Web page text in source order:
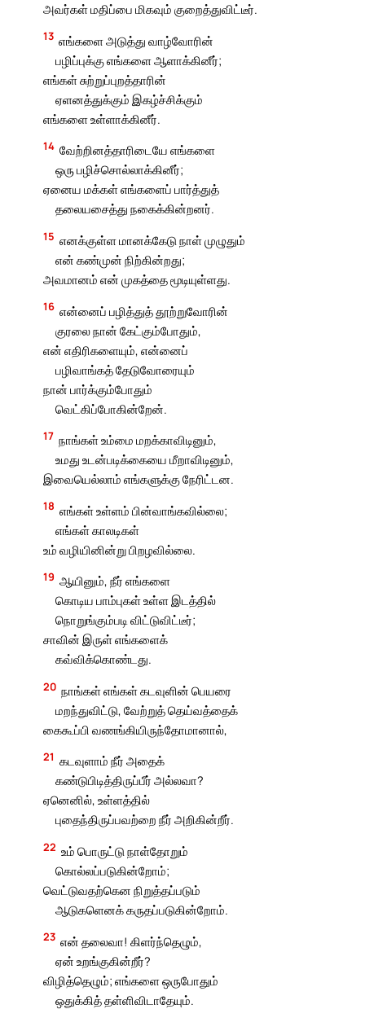
அவர்கள் மதிப்பை மிகவும் குறைத்துவிட்டீர்.
13 எங்களை அடுத்து வாழ்வோரின்
பழிப்புக்கு எங்களை ஆளாக்கினீர்;
எங்கள் சுற்றுப்புறத்தாரின்
ஏளனத்துக்கும் இகழ்ச்சிக்கும்
எங்களை உள்ளாக்கினீர்.
14 வேற்றினத்தாரிடையே எங்களை
ஒரு பழிச்சொல்லாக்கினீர்;
ஏனைய மக்கள் எங்களைப் பார்த்துத்
தலையசைத்து நகைக்கின்றனர்.
15 எனக்குள்ள மானக்கேடு நாள் முழுதும்
என் கண்முன் நிற்கின்றது;
அவமானம் என் முகத்தை மூடியுள்ளது.
16 என்னைப் பழித்துத் தூற்றுவோரின்
குரலை நான் கேட்கும்போதும்,
என் எதிரிகளையும், என்னைப்
பழிவாங்கத் தேடுவோரையும்
நான் பார்க்கும்போதும்
வெட்கிப்போகின்றேன்.
17 நாங்கள் உம்மை மறக்காவிடினும்,
உமது உடன்படிக்கையை மீறாவிடினும்,
இவையெல்லாம் எங்களுக்கு நேரிட்டன.
18 எங்கள் உள்ளம் பின்வாங்கவில்லை;
எங்கள் காலடிகள்
உம் வழியினின்று பிறழவில்லை.
19 ஆயினும், நீர் எங்களை
கொடிய பாம்புகள் உள்ள இடத்தில்
நொறுங்கும்படி விட்டுவிட்டீர்;
சாவின் இருள் எங்களைக்
கவ்விக்கொண்டது.
20 நாங்கள் எங்கள் கடவுளின் பெயரை
மறந்துவிட்டு, வேற்றுத் தெய்வத்தைக்
கைகூப்பி வணங்கியிருந்தோமானால்,
21 கடவுளாம் நீர் அதைக்
கண்டுபிடித்திருப்பீர் அல்லவா?
ஏனெனில், உள்ளத்தில்
புதைந்திருப்பவற்றை நீர் அறிகின்றீர்.
22 உம் பொருட்டு நாள்தோறும்
கொல்லப்படுகின்றோம்;
வெட்டுவதற்கென நிறுத்தப்படும்
ஆடுகளெனக் கருதப்படுகின்றோம்.
23 என் தலைவா! கிளர்ந்தெழும்,
ஏன் உறங்குகின்றீர்?
விழித்தெழும்; எங்களை ஒருபோதும்
ஒதுக்கித் தள்ளிவிடாதேயும்.